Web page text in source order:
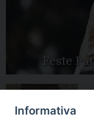
Feste
Informativa